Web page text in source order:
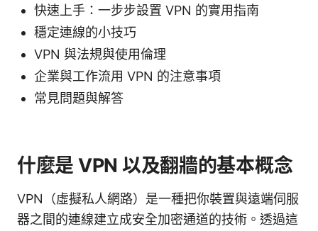
快速上手：一步步設置 VPN 的實用指南
穩定連線的小技巧
VPN 與法規與使用倫理
企業與工作流用 VPN 的注意事項
常見問題與解答
什麼是 VPN 以及翻牆的基本概念
VPN（虛擬私人網路）是一種把你裝置與遠端伺服
器之間的連線建立成安全加密通道的技術。透過這